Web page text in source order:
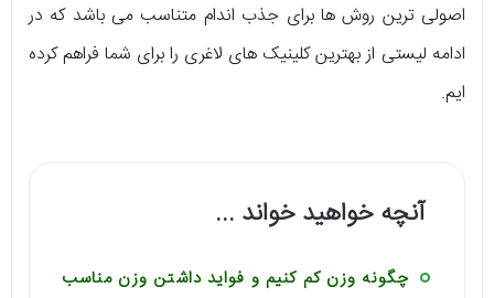
اصولی ترین روش ها برای جذب اندام متناسب می باشد که در
ادامه لیستی از بهترین کلینیک های لاغری را برای شما فراهم کرده
ایم.
آنچه خواهید خواند ...
چگونه وزن کم کنیم و فواید داشتن وزن مناسب